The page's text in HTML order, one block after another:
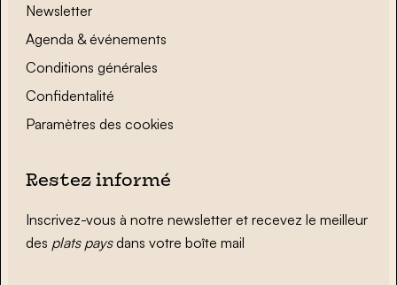
Newsletter
Agenda & événements
Conditions générales
Confidentalité
Paramètres des cookies
Restez informé
Inscrivez-vous à notre newsletter et recevez le meilleur
des plats paysdans votre boîte mail